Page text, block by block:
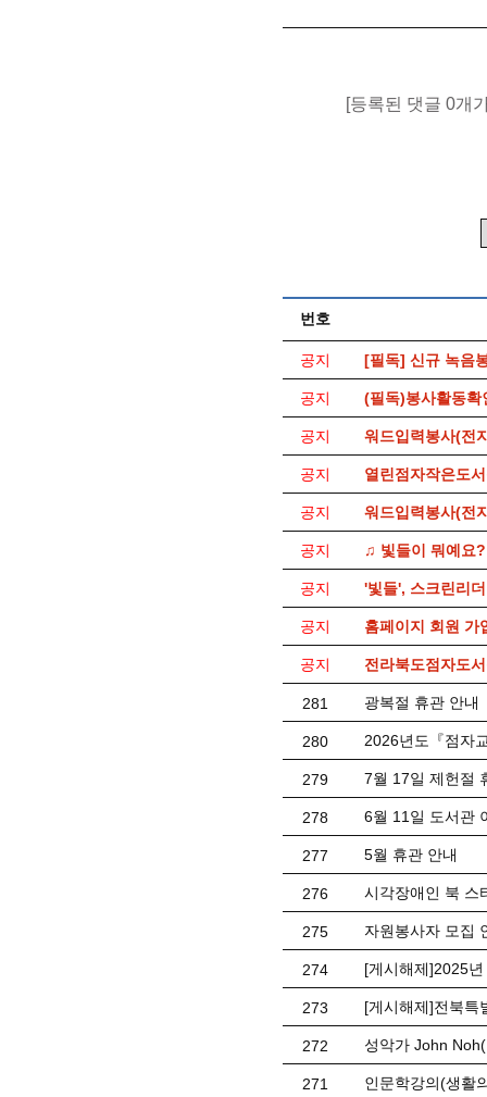
[등록된 댓글 0개
번호
공지 [필독] 신규 녹음
공지 (필독)봉사활동확
공지 워드입력봉사(전
공지 열린점자작은도
공지 워드입력봉사(전
공지 ♫ 빛들이 뭐예요?
공지 '빛들', 스크린리
공지 홈페이지 회원 가
공지 전라북도점자도
281 광복절 휴관 안내
280 2026년도『점자
279 7월 17일 제헌절
278 6월 11일 도서관
277 5월 휴관 안내
276 시각장애인 북 스
275 자원봉사자 모집
274 [게시해제]2025
273 [게시해제]전북특
272 성악가 John
271 인문학강의(생활